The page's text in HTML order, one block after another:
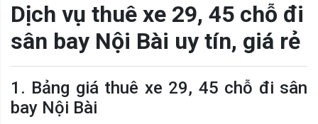
Dịch vụ thuê xe 29, 45 chỗ đi
sân bay Nội Bài uy tín, giá rẻ
1. Bảng giá thuê xe 29, 45 chỗ đi sân
bay Nội Bài